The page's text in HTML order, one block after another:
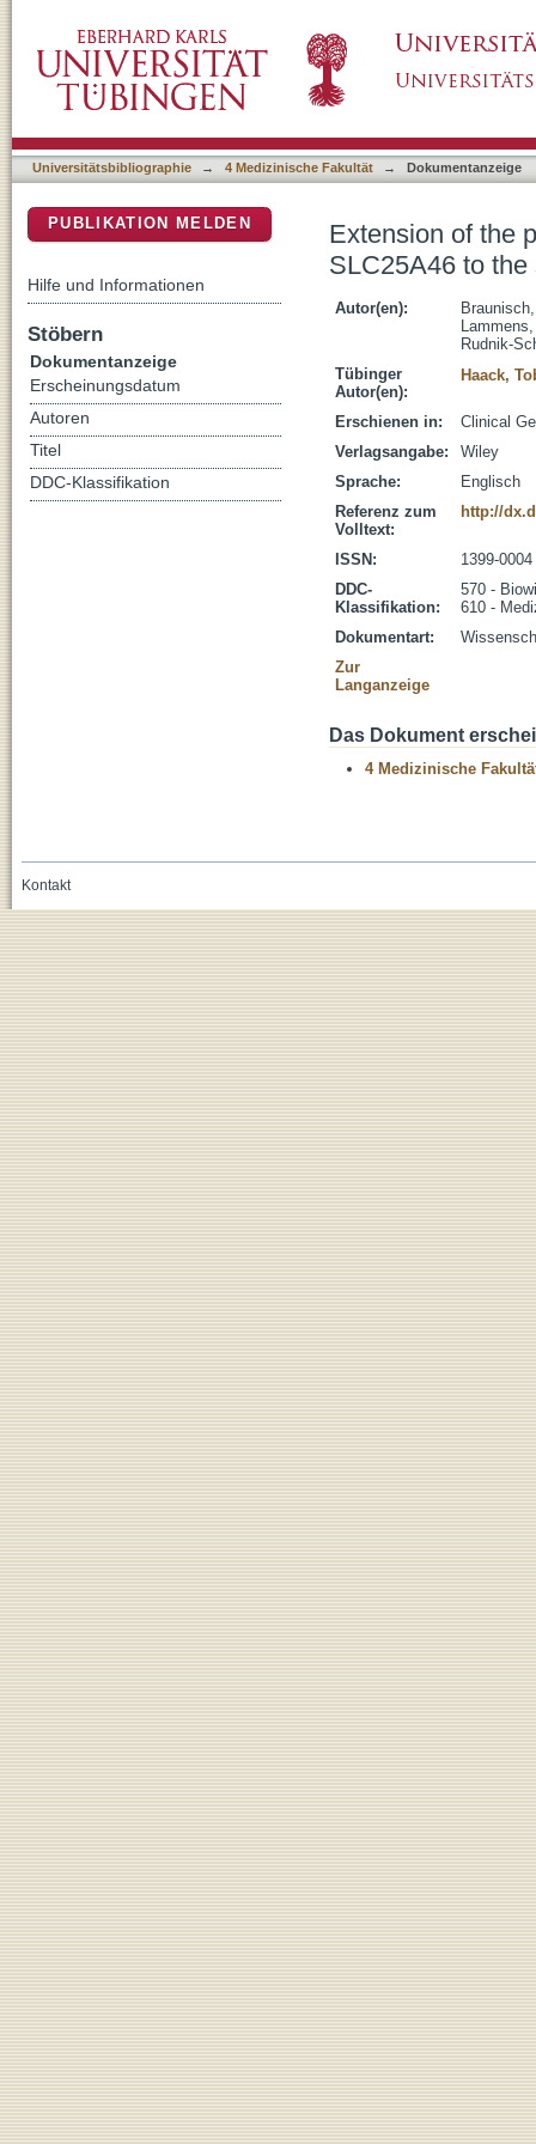
of pontocerebellar hypoplasia type I
Universitätsbibliographie → 4 Medizinische Fakultät → Dokumentanzeige
Extension of the
SLC25A46 to
Autor(en):
Rudnik-
Tübinger
Autor(en):
Haack,
Erschienen in:
Clinical
Verlagsangabe:
Wiley
Sprache:
Englisch
Referenz zum
Volltext:
http://
ISSN:
1399-0004
DDC-
Klassifikation:
570 -
610 -
Dokumentart:
Zur
Langanzeige
Das Dokument
4 Medizinische
PUBLIKATION MELDEN
Hilfe und Informationen
Stöbern
Dokumentanzeige
Erscheinungsdatum
Autoren
Titel
DDC-Klassifikation
Kontakt